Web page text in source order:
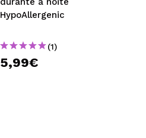
HypoAllergenic
(1)
5,99€